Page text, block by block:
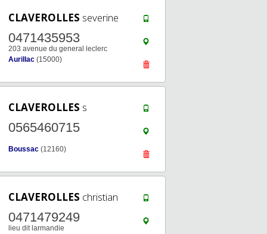
CLAVEROLLES severine
0471435953
203 avenue du general leclerc
Aurillac (15000)
CLAVEROLLES s
0565460715
Boussac (12160)
CLAVEROLLES christian
0471479249
lieu dit larmandie